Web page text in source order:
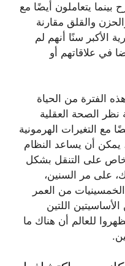
بينما يتعاملون أيضًا مع
والقلق مقارنة
الأكبر سنًا أنهم لم
في علاقاتهم أو
الفترة من الحياة
الصحة العقلية
مع التغيرات الهرمونية
أن يساعد النظام
على التنقل بشكل
على مر السنين،
من العمر
اللتين
للعالم أن هناك ما